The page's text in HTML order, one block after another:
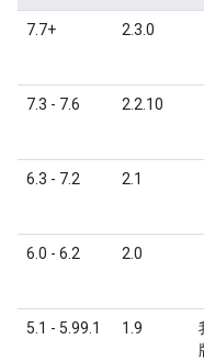
7.7+ 2.3.0
7.3 - 7.6 2.2.10
6.3 - 7.2 2.1
6.0 - 6.2 2.0
5.1 - 5.99.1 1.9